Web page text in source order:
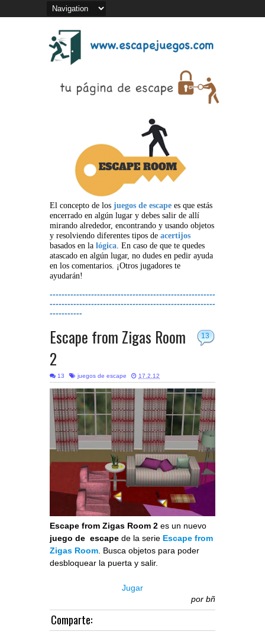
El concepto de los juegos de escape es que estás
encerrado en algún lugar y debes salir de allí
mirando alrededor, encontrando y usando objetos
y resolviendo diferentes tipos de acertijos
basados en la lógica. En caso de que te quedes
atascado en algún lugar, no dudes en pedir ayuda
en los comentarios. ¡Otros jugadores te
ayudarán!
--------------------------------------------------------
--------------------------------------------------------
-----------
13
Escape from Zigas Room
2
13 juegos de escape 17.2.12
Escape from Zigas Room 2 es un nuevo
juego de escape de la serie Escape from
Zigas Room . Busca objetos para poder
desbloquear la puerta y salir.
Jugar
por bñ
Comparte: